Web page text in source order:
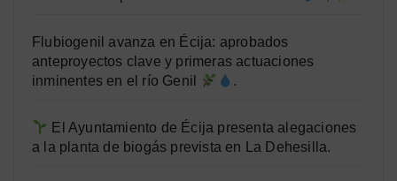
Flubiogenil avanza en Écija: aprobados
anteproyectos clave y primeras actuaciones
inminentes en el río Genil
.
El Ayuntamiento de Écija presenta alegaciones
a la planta de biogás prevista en La Dehesilla.